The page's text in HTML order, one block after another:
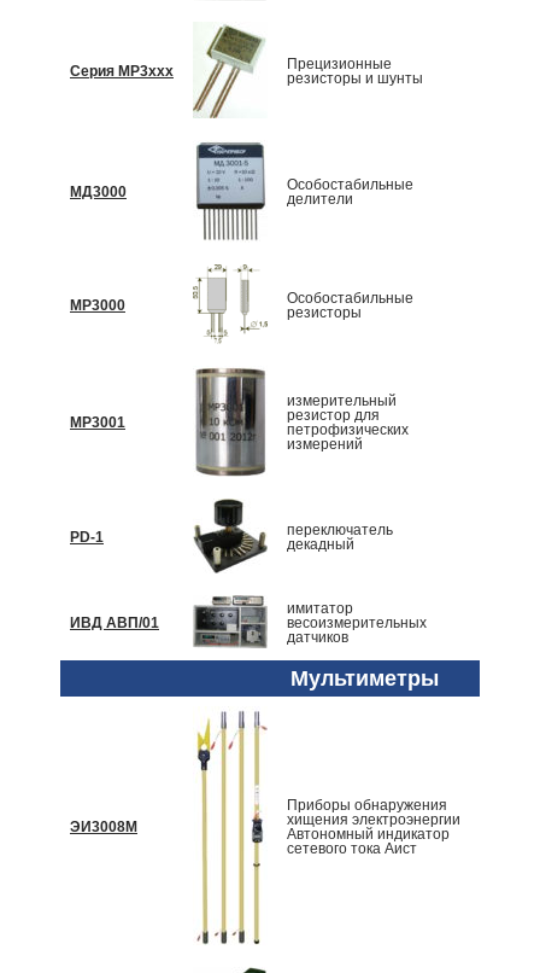
Серия МР3ххх
Прецизионные
резисторы и шунты
МД3000
Особостабильные
делители
МР3000
Особостабильные
резисторы
МР3001
измерительный
резистор для
петрофизических
измерений
PD-1
переключатель
декадный
ИВД АВП/01
имитатор
весоизмерительных
датчиков
Мультиметры
ЭИ3008М
Приборы обнаружения
хищения электроэнергии
Автономный индикатор
сетевого тока Аист